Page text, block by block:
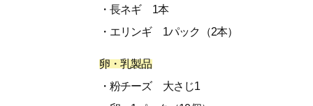
・長ネギ 1本
・エリンギ 1パック（2本）
卵・乳製品
・粉チーズ 大さじ1